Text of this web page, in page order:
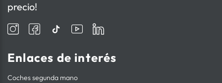
precio!
Enlaces de interés
Coches segunda mano